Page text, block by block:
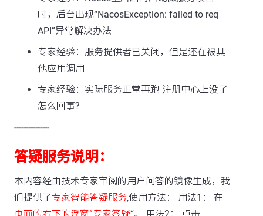
时，后台出现“NacosException: failed to req
API”异常解决办法
专家经验：服务提供者已关闭，但是还在被其
他应用调用
专家经验：实际服务正常再跑 注册中心上没了
怎么回事?
---------------
答疑服务说明：
本内容经由技术专家审阅的用户问答的镜像生成，我
们提供了专家智能答疑服务,使用方法： 用法1： 在